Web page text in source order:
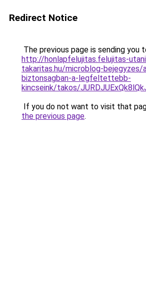
Redirect Notice
The previous page is sending you
http://honlapfelujitas.felujitas-
takaritas.hu/microblog-bejegyzes/
biztonsagban-a-legfeltettebb-
kincseink/takos/
If you do not want to visit that
the previous page.